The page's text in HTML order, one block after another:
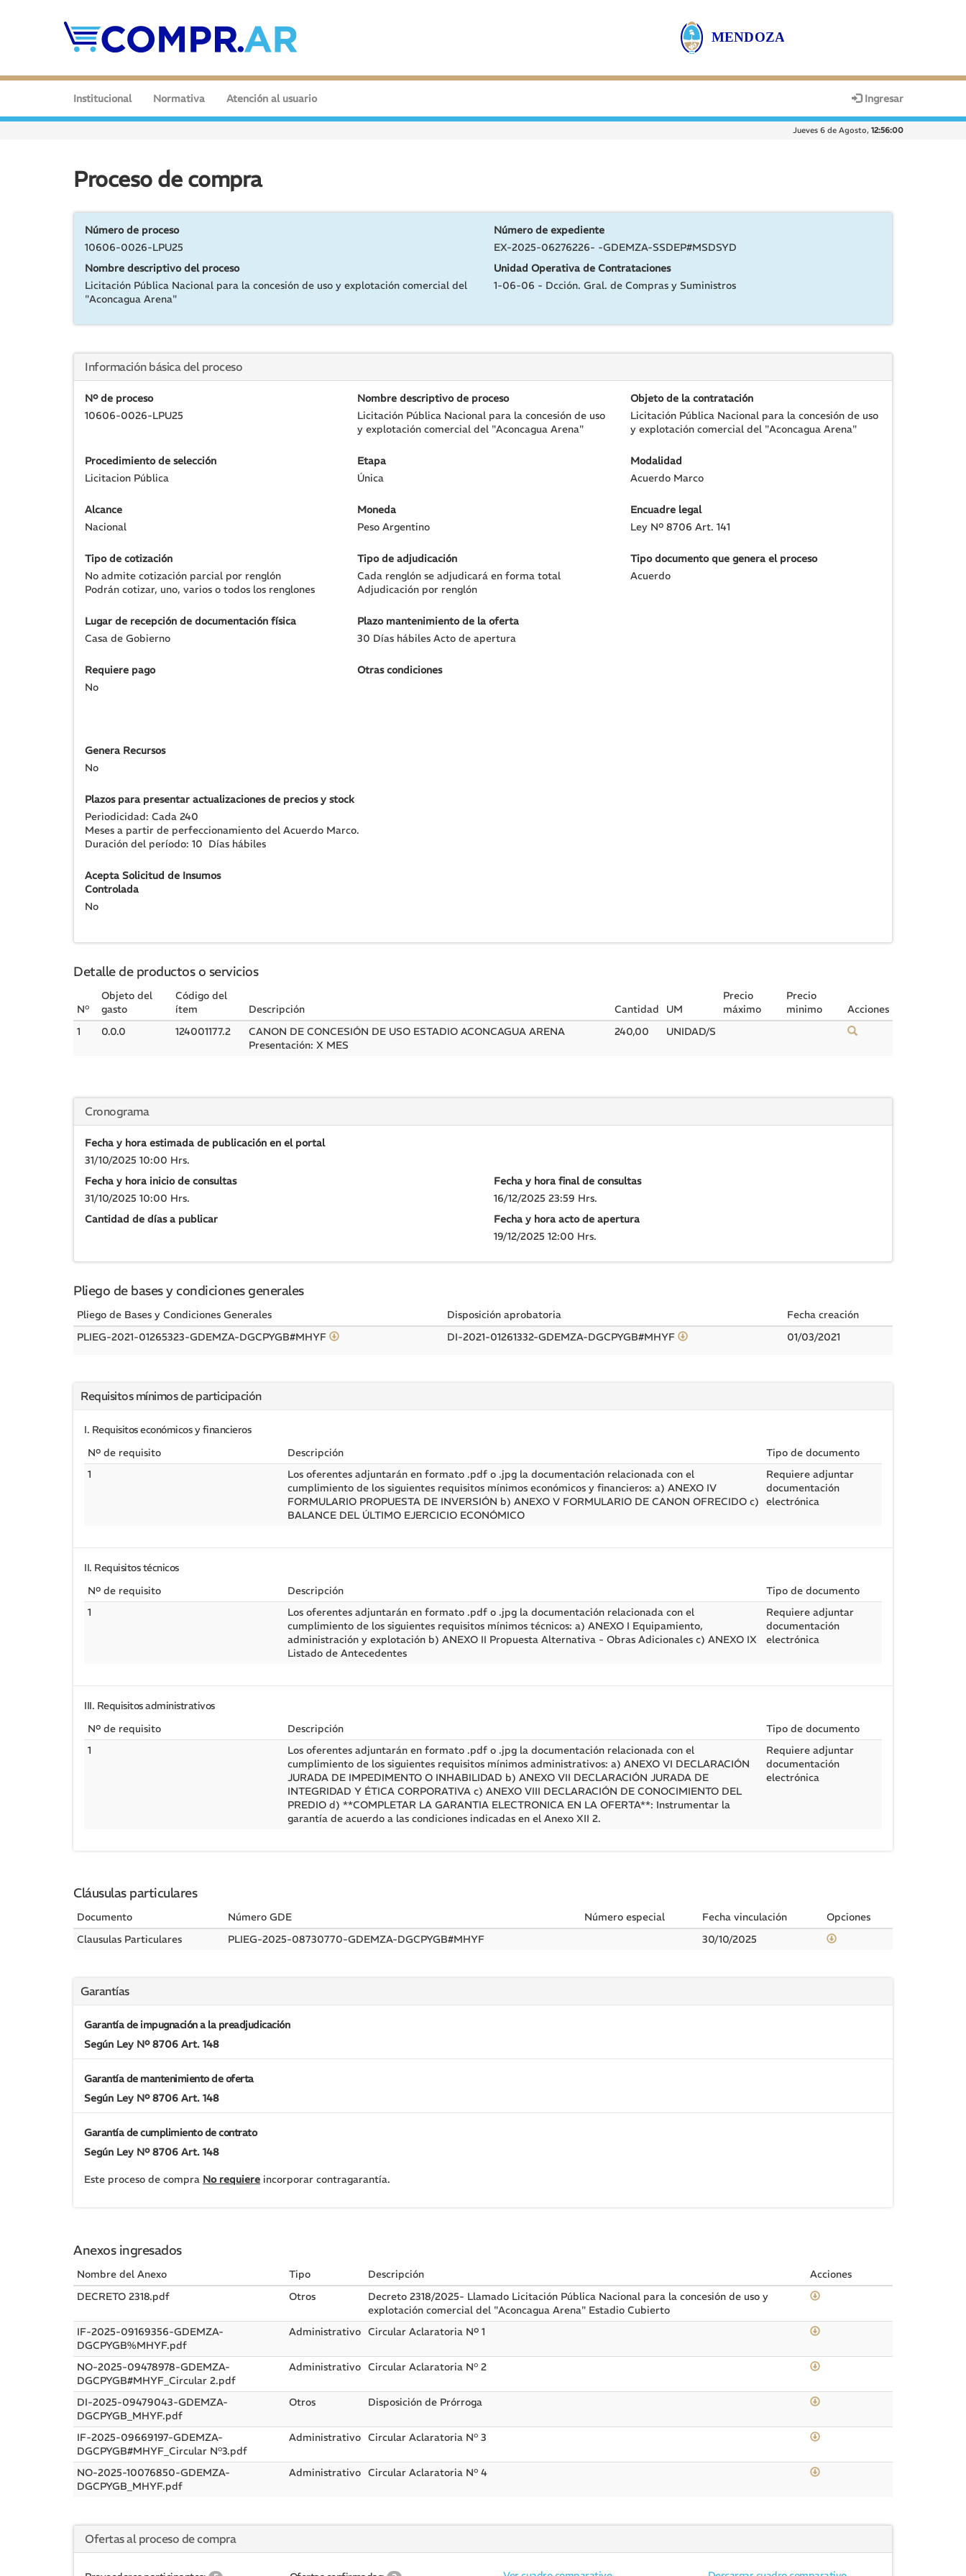
Institucional Normativa Atención al usuario Ingresar
Jueves 6 de Agosto, 12:56:00
Proceso de compra
Número de proceso
10606-0026-LPU25
Número de expediente
EX-2025-06276226- -GDEMZA-SSDEP#MSDSYD
Nombre descriptivo del proceso
Licitación Pública Nacional para la concesión de uso y explotación comercial del
"Aconcagua Arena"
Unidad Operativa de Contrataciones
1-06-06 - Dcción. Gral. de Compras y Suministros
Información básica del proceso
Nº de proceso
10606-0026-LPU25
Nombre descriptivo de proceso
Licitación Pública Nacional para la concesión de uso
y explotación comercial del "Aconcagua Arena"
Objeto de la contratación
Licitación Pública Nacional para la concesión de uso
y explotación comercial del "Aconcagua Arena"
Procedimiento de selección
Licitacion Pública
Etapa
Única
Modalidad
Acuerdo Marco
Alcance
Nacional
Moneda
Peso Argentino
Encuadre legal
Ley Nº 8706 Art. 141
Tipo de cotización
No admite cotización parcial por renglón
Podrán cotizar, uno, varios o todos los renglones
Tipo de adjudicación
Cada renglón se adjudicará en forma total
Adjudicación por renglón
Tipo documento que genera el proceso
Acuerdo
Lugar de recepción de documentación física
Casa de Gobierno
Plazo mantenimiento de la oferta
30 Días hábiles Acto de apertura
Requiere pago
No
Otras condiciones
Genera Recursos
No
Plazos para presentar actualizaciones de precios y stock
Periodicidad: Cada 240
Meses a partir de perfeccionamiento del Acuerdo Marco.
Duración del período: 10 Días hábiles
Acepta Solicitud de Insumos
Controlada
No
Detalle de productos o servicios
N°
Objeto del
gasto
Código del
ítem
Descripción Cantidad UM
Precio
máximo
Precio
minimo
Acciones
1
0.0.0 124001177.2
CANON DE CONCESIÓN DE USO ESTADIO ACONCAGUA ARENA
Presentación: X MES
240,00 UNIDAD/S
Cronograma
Fecha y hora estimada de publicación en el portal
31/10/2025 10:00 Hrs.
Fecha y hora inicio de consultas
31/10/2025 10:00 Hrs.
Fecha y hora final de consultas
16/12/2025 23:59 Hrs.
Cantidad de días a publicar
Fecha y hora acto de apertura
19/12/2025 12:00 Hrs.
Pliego de bases y condiciones generales
Pliego de Bases y Condiciones Generales Disposición aprobatoria
Fecha creación
PLIEG-2021-01265323-GDEMZA-DGCPYGB#MHYF
DI-2021-01261332-GDEMZA-DGCPYGB#MHYF 01/03/2021
Requisitos mínimos de participación
I. Requisitos económicos y financieros
Nº de requisito
Descripción
Tipo de documento
1
Los oferentes adjuntarán en formato .pdf o .jpg la documentación relacionada con el
cumplimiento de los siguientes requisitos mínimos económicos y financieros: a) ANEXO IV
FORMULARIO PROPUESTA DE INVERSIÓN b) ANEXO V FORMULARIO DE CANON OFRECIDO c)
BALANCE DEL ÚLTIMO EJERCICIO ECONÓMICO
Requiere adjuntar
documentación
electrónica
II. Requisitos técnicos
Nº de requisito
Descripción
Tipo de documento
1
Los oferentes adjuntarán en formato .pdf o .jpg la documentación relacionada con el
cumplimiento de los siguientes requisitos mínimos técnicos: a) ANEXO I Equipamiento,
administración y explotación b) ANEXO II Propuesta Alternativa - Obras Adicionales c) ANEXO IX
Listado de Antecedentes
Requiere adjuntar
documentación
electrónica
III. Requisitos administrativos
Nº de requisito
Descripción
Tipo de documento
1
Los oferentes adjuntarán en formato .pdf o .jpg la documentación relacionada con el
cumplimiento de los siguientes requisitos mínimos administrativos: a) ANEXO VI DECLARACIÓN
JURADA DE IMPEDIMENTO O INHABILIDAD b) ANEXO VII DECLARACIÓN JURADA DE
INTEGRIDAD Y ÉTICA CORPORATIVA c) ANEXO VIII DECLARACIÓN DE CONOCIMIENTO DEL
PREDIO d) **COMPLETAR LA GARANTIA ELECTRONICA EN LA OFERTA**: Instrumentar la
garantía de acuerdo a las condiciones indicadas en el Anexo XII 2.
Requiere adjuntar
documentación
electrónica
Cláusulas particulares
Documento Número GDE Número especial Fecha vinculación
Opciones
Clausulas Particulares
PLIEG-2025-08730770-GDEMZA-DGCPYGB#MHYF 30/10/2025
Garantías
Garantía de impugnación a la preadjudicación
Según Ley Nº 8706 Art. 148
Garantía de mantenimiento de oferta
Según Ley Nº 8706 Art. 148
Garantía de cumplimiento de contrato
Según Ley Nº 8706 Art. 148
Este proceso de compra No requiere incorporar contragarantía.
Anexos ingresados
Nombre del Anexo Tipo Descripción
Acciones
DECRETO 2318.pdf
Otros
Decreto 2318/2025- Llamado Licitación Pública Nacional para la concesión de uso y
explotación comercial del "Aconcagua Arena" Estadio Cubierto
IF-2025-09169356-GDEMZA-
DGCPYGB%MHYF.pdf
Administrativo Circular Aclaratoria Nº 1
NO-2025-09478978-GDEMZA-
DGCPYGB#MHYF_Circular 2.pdf
Administrativo Circular Aclaratoria N° 2
DI-2025-09479043-GDEMZA-
DGCPYGB_MHYF.pdf
Otros Disposición de Prórroga
IF-2025-09669197-GDEMZA-
DGCPYGB#MHYF_Circular N°3.pdf
Administrativo Circular Aclaratoria N° 3
NO-2025-10076850-GDEMZA-
DGCPYGB_MHYF.pdf
Administrativo Circular Aclaratoria N° 4
Ofertas al proceso de compra